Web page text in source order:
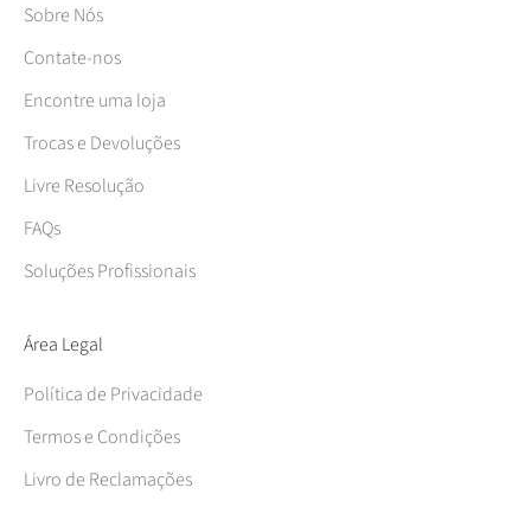
Sobre Nós
Contate-nos
Encontre uma loja
Trocas e Devoluções
Livre Resolução
FAQs
Soluções Profissionais
Área Legal
Política de Privacidade
Termos e Condições
Livro de Reclamações